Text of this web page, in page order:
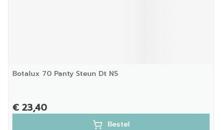
Botalux 70 Panty Steun Dt N5
€ 23,40
Bestel